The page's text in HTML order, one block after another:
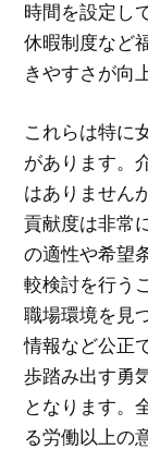
時間を設定し
休暇制度など
きやすさが向
これらは特に
があります。
はありません
貢献度は非常
の適性や希望
較検討を行う
職場環境を見
情報など公正
歩踏み出す勇
となります。
る労働以上の